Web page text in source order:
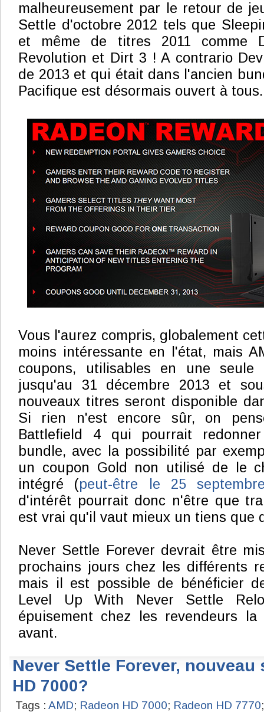
malheureusement par le retour de
Settle d'octobre 2012 tels que
et même de titres 2011 comme
Revolution et Dirt 3 ! A contrario
de 2013 et qui était dans l'ancien
Pacifique est désormais ouvert à tous.
Vous l'aurez compris, globalement
moins intéressante en l'état, mais
coupons, utilisables en une seule
jusqu'au 31 décembre 2013 et
nouveaux titres seront disponible
Si rien n'est encore sûr, on
Battlefield 4 qui pourrait
bundle, avec la possibilité par
un coupon Gold non utilisé de le
intégré (peut-être le 25
d'intérêt pourrait donc n'être que
est vrai qu'il vaut mieux un tiens que
Never Settle Forever devrait être
prochains jours chez les différents
mais il est possible de bénéficier
Level Up With Never Settle
épuisement chez les revendeurs
avant.
Never Settle Forever,
HD 7000?
Tags : AMD; Radeon HD 7000; Radeon HD 7770